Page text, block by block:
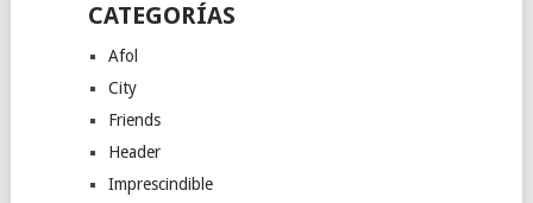
CATEGORÍAS
Afol
City
Friends
Header
Imprescindible